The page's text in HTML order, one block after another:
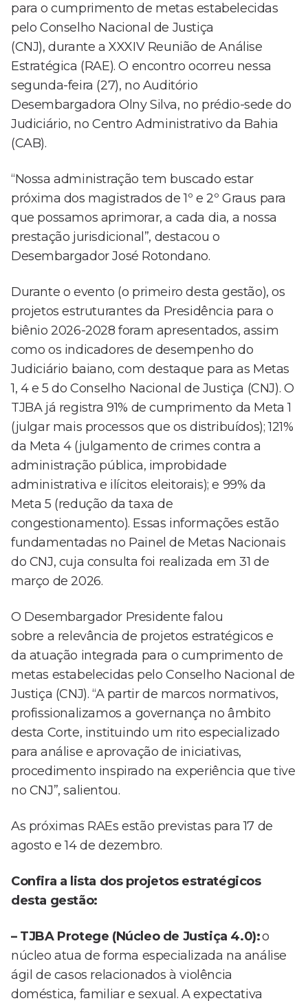
para o cumprimento de metas estabelecidas
pelo Conselho Nacional de Justiça
(CNJ), durante a XXXIV Reunião de Análise
Estratégica (RAE). O encontro ocorreu nessa
segunda-feira (27), no Auditório
Desembargadora Olny Silva, no prédio-sede do
Judiciário, no Centro Administrativo da Bahia
(CAB).
“Nossa administração tem buscado estar
próxima dos magistrados de 1º e 2º Graus para
que possamos aprimorar, a cada dia, a nossa
prestação jurisdicional”, destacou o
Desembargador José Rotondano.
Durante o evento (o primeiro desta gestão), os
projetos estruturantes da Presidência para o
biênio 2026-2028 foram apresentados, assim
como os indicadores de desempenho do
Judiciário baiano, com destaque para as Metas
1, 4 e 5 do Conselho Nacional de Justiça (CNJ). O
TJBA já registra 91% de cumprimento da Meta 1
(julgar mais processos que os distribuídos); 121%
da Meta 4 (julgamento de crimes contra a
administração pública, improbidade
administrativa e ilícitos eleitorais); e 99% da
Meta 5 (redução da taxa de
congestionamento). Essas informações estão
fundamentadas no Painel de Metas Nacionais
do CNJ, cuja consulta foi realizada em 31 de
março de 2026.
O Desembargador Presidente falou
sobre a relevância de projetos estratégicos e
da atuação integrada para o cumprimento de
metas estabelecidas pelo Conselho Nacional de
Justiça (CNJ). “A partir de marcos normativos,
profissionalizamos a governança no âmbito
desta Corte, instituindo um rito especializado
para análise e aprovação de iniciativas,
procedimento inspirado na experiência que tive
no CNJ”, salientou.
As próximas RAEs estão previstas para 17 de
agosto e 14 de dezembro.
Confira a lista dos projetos estratégicos
desta gestão:
– TJBA Protege (Núcleo de Justiça 4.0):o
núcleo atua de forma especializada na análise
ágil de casos relacionados à violência
doméstica, familiar e sexual. A expectativa